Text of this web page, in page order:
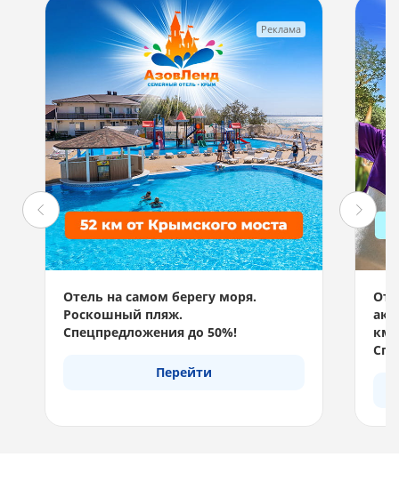
Реклама
Отель на самом берегу моря.
Роскошный пляж.
Спецпредложения до 50%!
Перейти
км